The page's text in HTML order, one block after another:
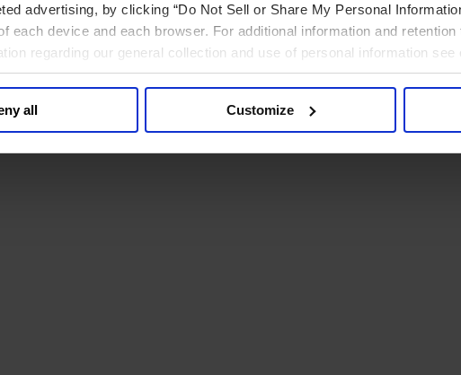
advertising, by clicking “Do Not Sell or Share My Personal
each device and each browser. For additional information and
regarding our general collection and use of personal information see
all Customize